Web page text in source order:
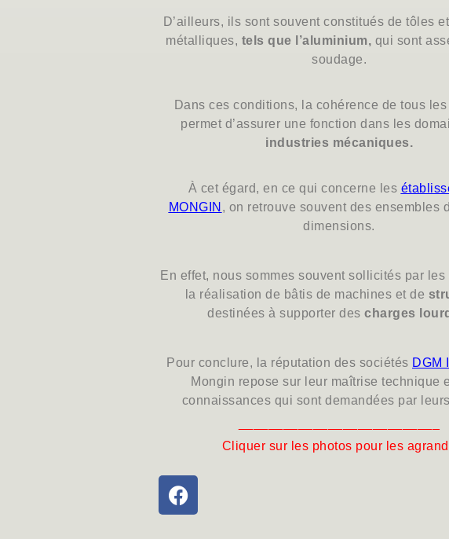
D’ailleurs, ils sont souvent constitués de tôles
métalliques, tels que l’aluminium, qui sont
soudage.
Dans ces conditions, la cohérence de tous
permet d’assurer une fonction dans les
industries mécaniques.
À cet égard, en ce qui concerne les
MONGIN , on retrouve souvent des ensembles
dimensions.
En effet, nous sommes souvent sollicités par
la réalisation de bâtis de machines et de
destinées à supporter des charges
Pour conclure, la réputation des sociétés DGM
Mongin repose sur leur maîtrise technique
connaissances qui sont demandées par
Cliquer sur les photos pour les